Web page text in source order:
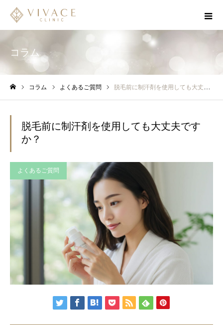
コラム
コラム よくあるご質問 脱毛前に制汗剤を使用しても大丈夫ですか？
脱毛前に制汗剤を使用しても大丈夫です
か？
よくあるご質問